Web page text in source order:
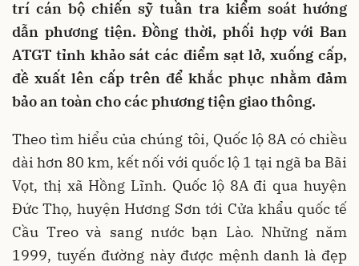
trí cán bộ chiến sỹ tuần tra kiểm soát hướng
dẫn phương tiện. Đồng thời, phối hợp với Ban
ATGT tỉnh khảo sát các điểm sạt lở, xuống cấp,
đề xuất lên cấp trên để khắc phục nhằm đảm
bảo an toàn cho các phương tiện giao thông.
Theo tìm hiểu của chúng tôi, Quốc lộ 8A có chiều
dài hơn 80 km, kết nối với quốc lộ 1 tại ngã ba Bãi
Vọt, thị xã Hồng Lĩnh. Quốc lộ 8A đi qua huyện
Ðức Thọ, huyện Hương Sơn tới Cửa khẩu quốc tế
Cầu Treo và sang nước bạn Lào. Những năm
1999, tuyến đường này được mệnh danh là đẹp